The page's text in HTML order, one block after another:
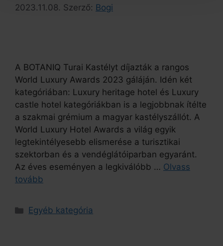
2023.11.08. Szerző: Bogi
A BOTANIQ Turai Kastélyt díjazták a rangos
World Luxury Awards 2023 gáláján. Idén két
kategóriában: Luxury heritage hotel és Luxury
castle hotel kategóriákban is a legjobbnak ítélte
a szakmai grémium a magyar kastélyszállót. A
World Luxury Hotel Awards a világ egyik
legtekintélyesebb elismerése a turisztikai
szektorban és a vendéglátóiparban egyaránt.
Az éves eseményen a legkiválóbb … Olvass
tovább
Egyéb kategória